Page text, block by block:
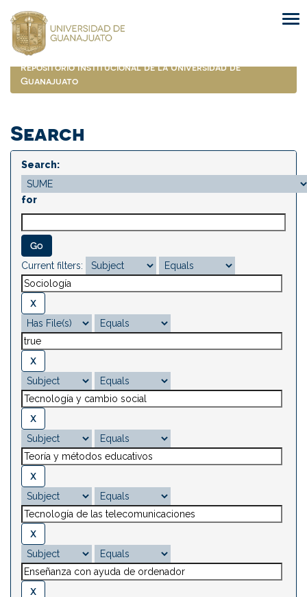
navigation
Repositorio Institucional de la Universidad de
Guanajuato
Search
Search:
for
Current filters: